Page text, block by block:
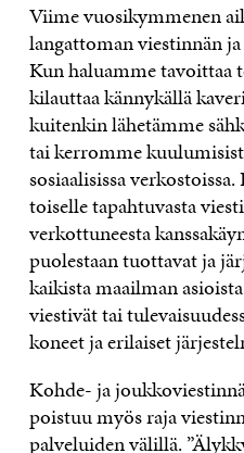
Viime vuosikymmenen
langattoman viestinnän
Kun haluamme tavoittaa
kilauttaa kännykällä
kuitenkin lähetämme
tai kerromme
sosiaalisissa
toiselle tapahtuvasta
verkottuneesta
puolestaan tuottavat ja
kaikista maailman
viestivät tai
koneet ja erilaiset
Kohde- ja
poistuu myös raja
palveluiden välillä.